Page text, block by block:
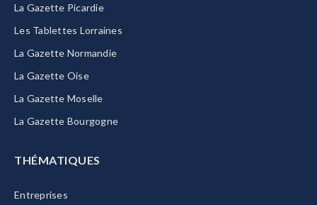
La Gazette Picardie
Les Tablettes Lorraines
La Gazette Normandie
La Gazette Oise
La Gazette Moselle
La Gazette Bourgogne
THÉMATIQUES
Entreprises